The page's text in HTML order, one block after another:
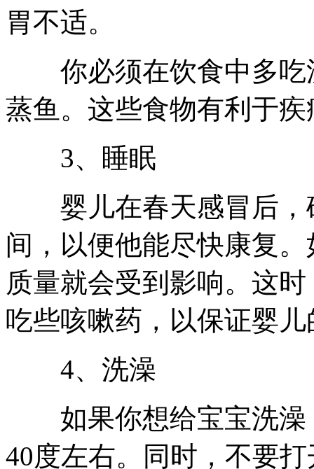
胃不适。
你必须在饮食中多吃
蒸鱼。这些食物有利于
3、睡眠
婴儿在春天感冒后，
间，以便他能尽快康复
质量就会受到影响。这
吃些咳嗽药，以保证婴
4、洗澡
如果你想给宝宝洗澡
40度左右。同时，不要